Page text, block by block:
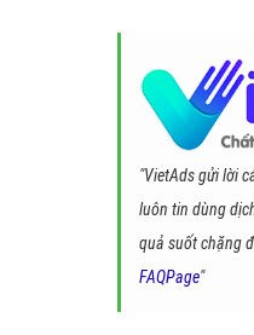
"VietAds gửi lời
luôn tin dùng
quả suốt chặng
FAQPage"